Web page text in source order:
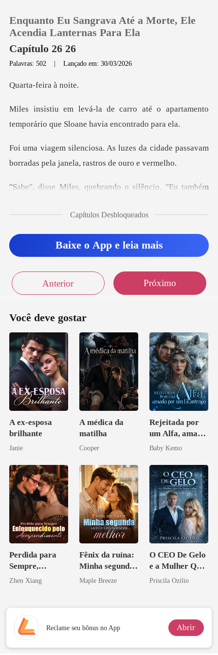
Histórico
Baixar App
Enquanto Eu Sangrava Até a Morte, Ele
Acendia Lanternas Para Ela
Capítulo 26 26
Palavras: 502 |Lançado em: 30/03/2026
feira à
o até o apartamento
temporário qu
s da cidade passavam
borradas pela
êncio. "Eu também
Capítulos Desbloqueados
Baixe o App e leia mais
Anterior Próximo
Você deve gostar
A ex-esposa
brilhante
Janie
A médica da
matilha
Cooper
Rejeitada por
um Alfa, amada
por um
Baby Kemo
Perdida para
Sempre,
Enlouquecido
o
Zhen Xiang
Fênix da ruína:
Minha segunda
vida e um
Maple Breeze
O CEO De Gelo
e a Mulher Que
Ele Jurou Odiar
Priscila Ozilio
Reclame seu bônus no App Abrir